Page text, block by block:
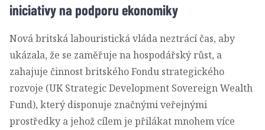
iniciativy na podporu ekonomiky
Nová britská labouristická vláda neztrácí čas, aby
ukázala, že se zaměřuje na hospodářský růst, a
zahajuje činnost britského Fondu strategického
rozvoje (UK Strategic Development Sovereign Wealth
Fund), který disponuje značnými veřejnými
prostředky a jehož cílem je přilákat mnohem více